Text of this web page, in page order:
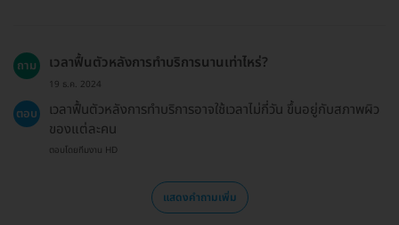
ถาม เวลาฟื้นตัวหลังการทำบริการนานเท่าไหร่?
19 ธ.ค. 2024
ตอบ
เวลาฟื้นตัวหลังการทำบริการอาจใช้เวลาไม่กี่วัน ขึ้นอยู่กับสภาพผิว
ของแต่ละคน
ตอบโดยทีมงาน HD
แสดงคำถามเพิ่ม